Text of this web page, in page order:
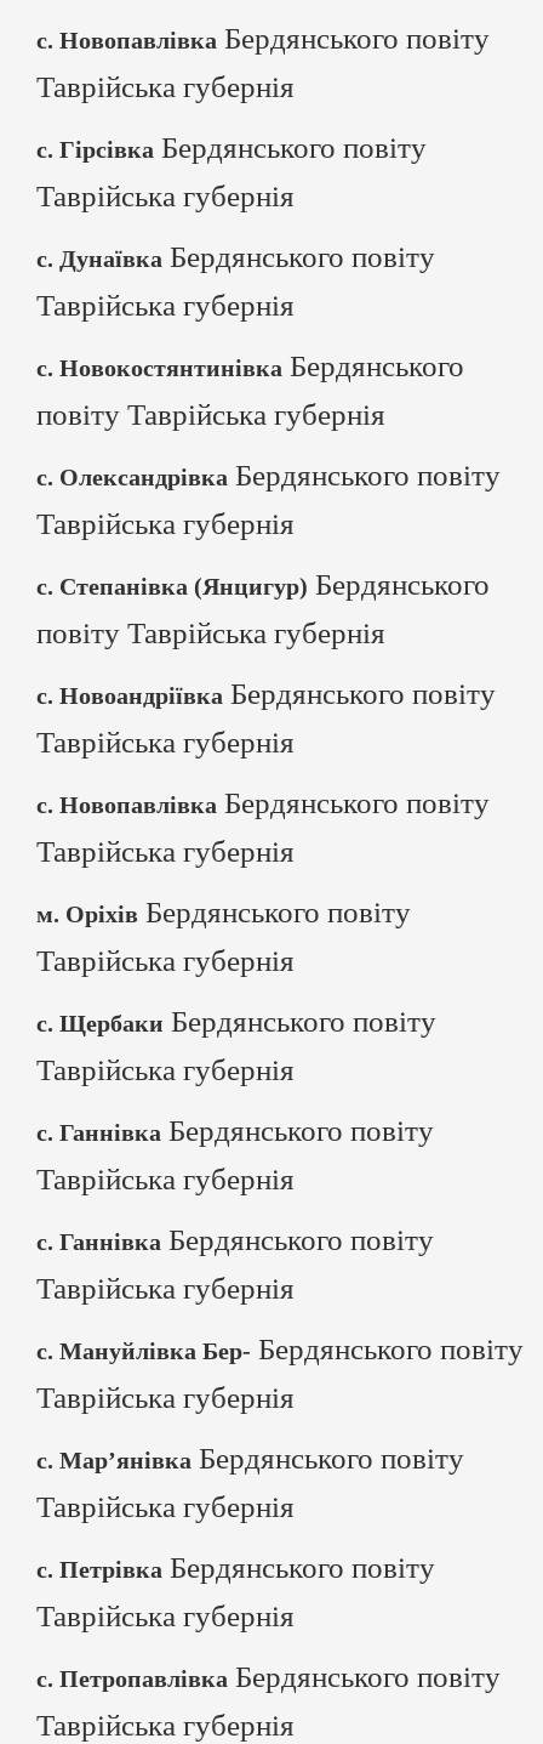
с. Новопавлівка Бердянського повіту
Таврійська губернія
с. Гірсівка Бердянського повіту
Таврійська губернія
с. Дунаївка Бердянського повіту
Таврійська губернія
с. Новокостянтинівка Бердянського
повіту Таврійська губернія
с. Олександрівка Бердянського повіту
Таврійська губернія
с. Степанівка (Янцигур) Бердянського
повіту Таврійська губернія
с. Новоандріївка Бердянського повіту
Таврійська губернія
с. Новопавлівка Бердянського повіту
Таврійська губернія
м. Оріхів Бердянського повіту
Таврійська губернія
с. Щербаки Бердянського повіту
Таврійська губернія
с. Ганнівка Бердянського повіту
Таврійська губернія
с. Ганнівка Бердянського повіту
Таврійська губернія
с. Мануйлівка Бер- Бердянського повіту
Таврійська губернія
с. Мар’янівка Бердянського повіту
Таврійська губернія
с. Петрівка Бердянського повіту
Таврійська губернія
с. Петропавлівка Бердянського повіту
Таврійська губернія